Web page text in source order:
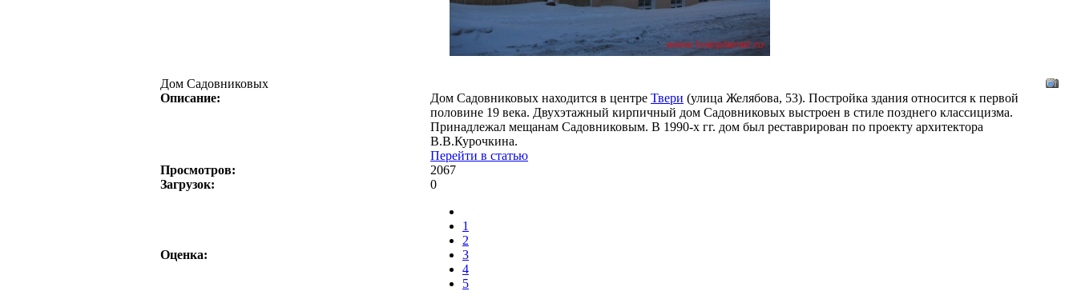
Дом Садовниковых
Описание:
Дом Садовниковых находится в центре Твери (улица Желябова, 53). Постройка здания относится к первой
половине 19 века. Двухэтажный кирпичный дом Садовниковых выстроен в стиле позднего классицизма.
Принадлежал мещанам Садовниковым. В 1990-х гг. дом был реставрирован по проекту архитектора
В.В.Курочкина.
Перейти в статью
Просмотров:
2067
Загрузок:
0
Оценка:
1
2
3
4
5